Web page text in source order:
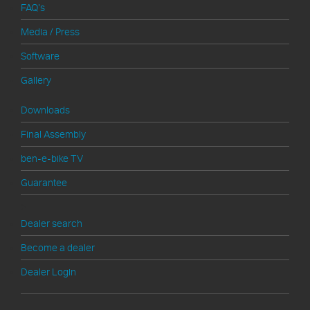
FAQ's
Media / Press
Software
Gallery
Downloads
Final Assembly
ben-e-bike TV
Guarantee
Dealer search
Become a dealer
Dealer Login